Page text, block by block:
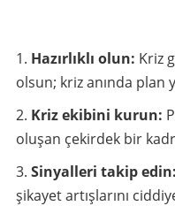
Hazırlıklı olun: Kriz
olsun; kriz anında plan
Kriz ekibini kurun:
oluşan çekirdek bir
Sinyalleri takip edin:
şikayet artışlarını